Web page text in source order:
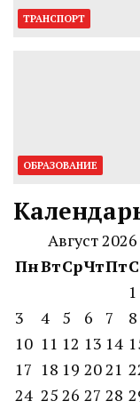
ТРАНСПОРТ
ОБРАЗОВАНИЕ
Август 2026
ПнВтСрЧтПт
1
3
4 5 6 7 8
10 11 12 13 14
17 18 19 2021
24 25 26 27 28